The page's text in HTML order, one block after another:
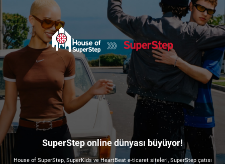
SuperStep online dünyası büyüyor!
House of SuperStep, SuperKids ve HeartBeat e-ticaret siteleri, SuperStep çatısı